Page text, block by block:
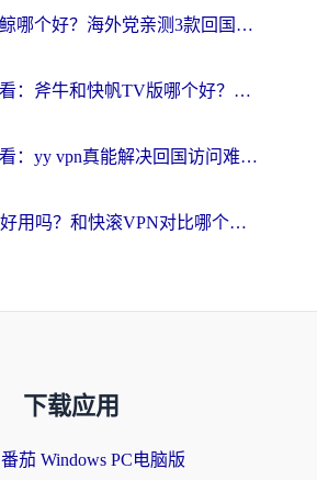
穿梭和巨鲸哪个好？海外党亲测3款回国加速器，教你避开90%的坑
海外党必看：斧牛和快帆TV版哪个好？3分钟选对回国加速器，无缝刷B站、追热剧
海外党必看：yy vpn真能解决回国访问难题？附云极initap测评+免费方案对比
穿梭VPN好用吗？和快滚VPN对比哪个回国效果更好？海外党选回国加速器必看指南
下载应用
番茄 Windows PC电脑版